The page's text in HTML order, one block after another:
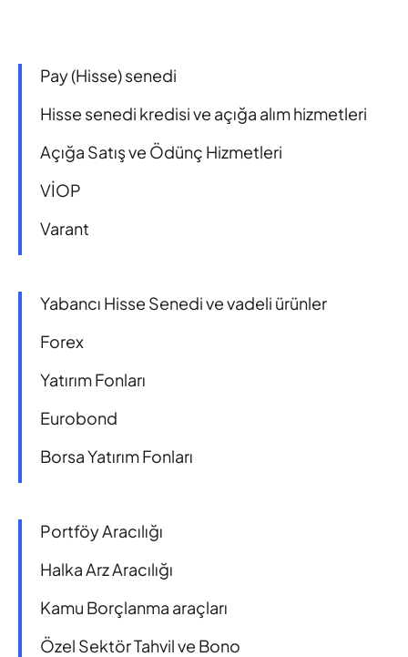
Pay (Hisse) senedi
Hisse senedi kredisi ve açığa alım hizmetleri
Açığa Satış ve Ödünç Hizmetleri
VİOP
Varant
Yabancı Hisse Senedi ve vadeli ürünler
Forex
Yatırım Fonları
Eurobond
Borsa Yatırım Fonları
Portföy Aracılığı
Halka Arz Aracılığı
Kamu Borçlanma araçları
Özel Sektör Tahvil ve Bono